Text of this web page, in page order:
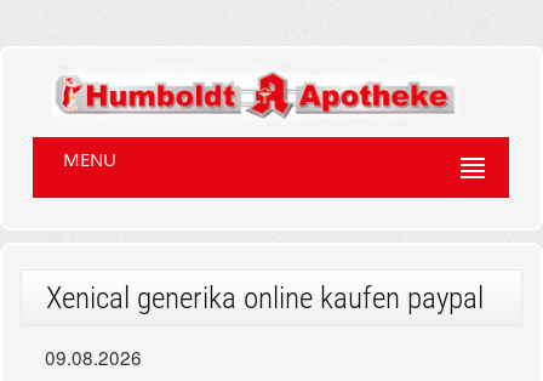
MENU
Xenical generika online kaufen paypal
09.08.2026